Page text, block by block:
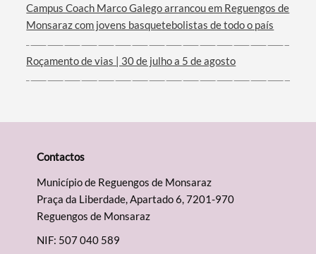
Campus Coach Marco Galego arrancou em Reguengos de
Monsaraz com jovens basquetebolistas de todo o país
Roçamento de vias | 30 de julho a 5 de agosto
Contactos
Município de Reguengos de Monsaraz
Praça da Liberdade, Apartado 6, 7201-970
Reguengos de Monsaraz
NIF: 507 040 589